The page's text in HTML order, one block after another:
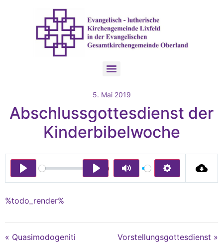
5. Mai 2019
Abschlussgottesdienst der
Kinderbibelwoche
Play
00:00
Mute Settings
Play
%todo_render%
« Quasimodogeniti Vorstellungsgottesdienst »